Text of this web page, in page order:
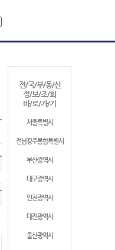
전/국/부/동/산
정/보/조/회
바/로/가/기
서울특별시
전남광주통합특별시
부산광역시
대구광역시
인천광역시
대전광역시
울산광역시